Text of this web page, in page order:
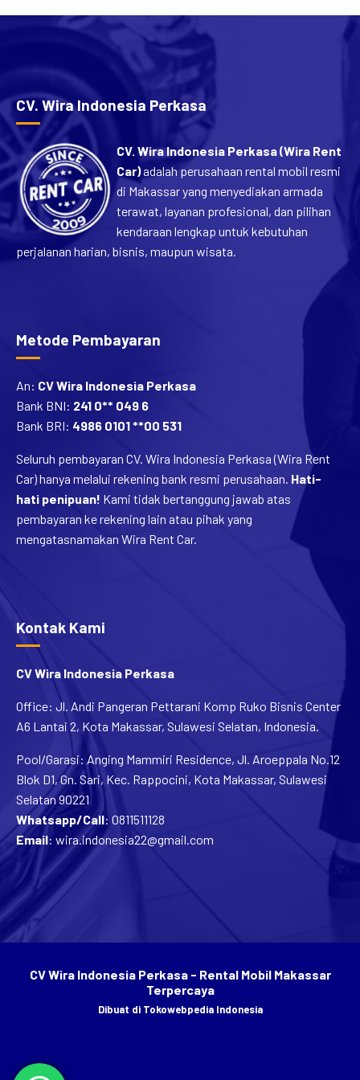
CV. Wira Indonesia Perkasa
Car)adalah perusahaan rental mobil resmi
di Makassar yang menyediakan armada
terawat, layanan profesional, dan pilihan
kendaraan lengkap untuk kebutuhan
perjalanan harian, bisnis, maupun wisata.
Bank BNI:241 0** 049 6
Bank BRI: 4986 0101 **00 531
Seluruh pembayaran CV. Wira Indonesia Perkasa (Wira Rent
Car) hanya melalui rekening bank resmi perusahaan.Hati-
hati penipuan!Kami tidak bertanggung jawab atas
pembayaran ke rekening lain atau pihak yang
mengatasnamakan Wira Rent Car.
Kontak Kami
CV Wira Indonesia Perkasa
Office: Jl. Andi Pangeran Pettarani Komp Ruko Bisnis Center
A6 Lantai 2, Kota Makassar, Sulawesi Selatan, Indonesia.
Blok D1, Gn. Sari, Kec. Rappocini, Kota Makassar, Sulawesi
Selatan 90221
Whatsapp/Call
Email:wira.indonesia22@gmail.com
Terpercaya
Tokowebpedia Indonesia